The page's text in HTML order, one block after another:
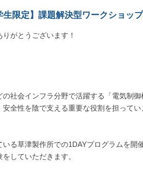
限定】課題解決型ワークショップ
がとうございます！
社会インフラ分野で活躍する「電気制
全性を陰で支える重要な役割を担ってい
る草津製作所での1DAYプログラムを開
していただきます。